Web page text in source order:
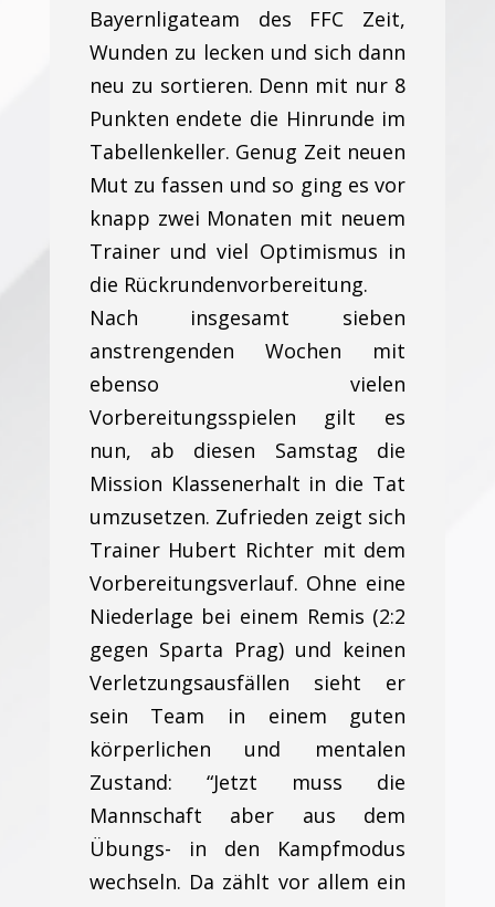
Bayernligateam des FFC Zeit,
Wunden zu lecken und sich dann
neu zu sortieren. Denn mit nur 8
Punkten endete die Hinrunde im
Tabellenkeller. Genug Zeit neuen
Mut zu fassen und so ging es vor
knapp zwei Monaten mit neuem
Trainer und viel Optimismus in
die Rückrundenvorbereitung.
Nach insgesamt sieben
anstrengenden Wochen mit
ebenso vielen
Vorbereitungsspielen gilt es
nun, ab diesen Samstag die
Mission Klassenerhalt in die Tat
umzusetzen. Zufrieden zeigt sich
Trainer Hubert Richter mit dem
Vorbereitungsverlauf. Ohne eine
Niederlage bei einem Remis (2:2
gegen Sparta Prag) und keinen
Verletzungsausfällen sieht er
sein Team in einem guten
körperlichen und mentalen
Zustand: “Jetzt muss die
Mannschaft aber aus dem
Übungs- in den Kampfmodus
wechseln. Da zählt vor allem ein